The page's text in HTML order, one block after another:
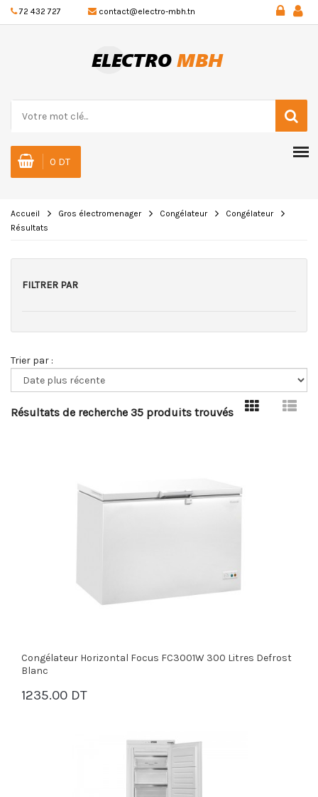
72 432 727 contact@electro-mbh.tn
0 DT
Accueil Gros électromenager Congélateur
Congélateur
Résultats
FILTRER PAR
Trier par :
Résultats de recherche 35 produits trouvés
Congélateur Horizontal Focus FC3001W 300 Litres Defrost
Blanc
1235.00 DT
PANIER